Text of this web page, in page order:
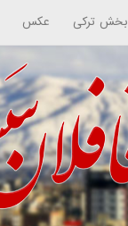
بخش ترکی عکس